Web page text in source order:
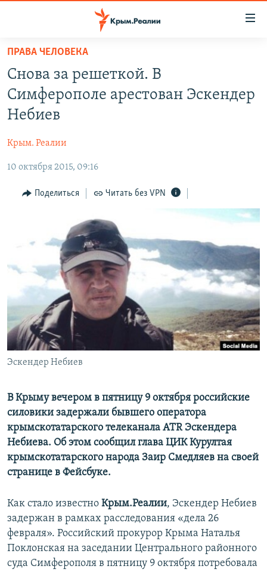
Вернуться
основному
содержанию
Вернутся
главной
навигации
Вернутся
поиску
СПЕЦПРОЕКТЫ
ГРУЗ 200
ВОДА
ЕЩЕ
ИНТЕРАКТИВ
ИНФОГРАФИКА
СОВЕТЫ ПРАВОЗАЩИТНИКОВ
ПРОПАВШИЕ БЕЗ ВЕСТИ
ПОБЕДИТЕЛЕЙ НЕ СУДЯТ?
КРЫМ.НЕПОКОРЕННЫЙ
ELIFBE
УКРАИНСКАЯ ПРОБЛЕМА КРЫМА
РАДІО СВОБОДА
КАК ОБОЙТИ БЛОКИРОВКУ
Qırımtatar
ПРИСОЕДИНЯЙТЕСЬ!
Все сайты RFE/RL
ПРАВА ЧЕЛОВЕКА
Снова за решеткой. В
Симферополе арестован Эскендер
Небиев
Крым. Реалии
10 октября 2015, 09:16
Поделиться Читать без VPN
Эскендер Небиев
В Крыму вечером в пятницу 9 октября российские
силовики задержали бывшего оператора
крымскотатарского телеканала ATR Эскендера
Небиева. Об этом сообщил глава ЦИК Курултая
крымскотатарского народа Заир Смедляев на своей
странице в Фейсбуке.
Как стало известно Крым.Реалии, Эскендер Небиев
задержан в рамках расследования «дела 26
февраля». Российский прокурор Крыма Наталья
Поклонская на заседании Центрального районного
суда Симферополя в пятницу 9 октября потребовала